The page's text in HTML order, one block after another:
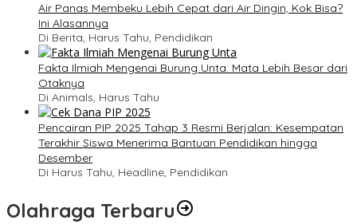
Air Panas Membeku Lebih Cepat dari Air Dingin, Kok Bisa?
Ini Alasannya
Di Berita, Harus Tahu, Pendidikan
Fakta Ilmiah Mengenai Burung Unta: Mata Lebih Besar dari
Otaknya
Di Animals, Harus Tahu
Pencairan PIP 2025 Tahap 3 Resmi Berjalan: Kesempatan
Terakhir Siswa Menerima Bantuan Pendidikan hingga
Desember
Di Harus Tahu, Headline, Pendidikan
Olahraga Terbaru